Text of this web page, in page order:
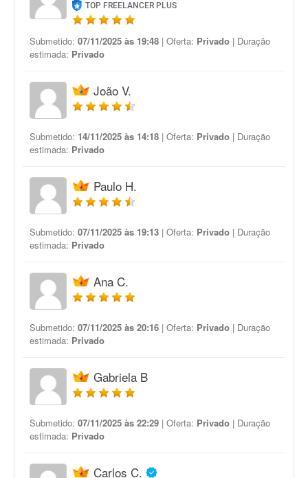
TOP FREELANCER PLUS
Submetido: 07/11/2025 às 19:48 | Oferta: Privado | Duração
estimada: Privado
João V.
Submetido: 14/11/2025 às 14:18 | Oferta: Privado | Duração
estimada: Privado
Paulo H.
Submetido: 07/11/2025 às 19:13 | Oferta: Privado | Duração
estimada: Privado
Ana C.
Submetido: 07/11/2025 às 20:16 | Oferta: Privado | Duração
estimada: Privado
Gabriela B
Submetido: 07/11/2025 às 22:29 | Oferta: Privado | Duração
estimada: Privado
Carlos C.